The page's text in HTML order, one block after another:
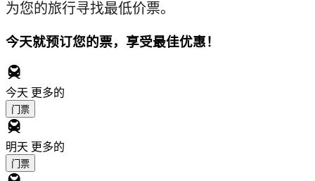
为您的旅行寻找最低价票。
今天就预订您的票，享受最佳优惠！
今天 更多的
门票
明天 更多的
门票